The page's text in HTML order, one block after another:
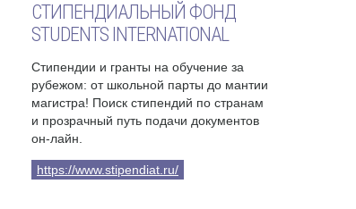
СТИПЕНДИАЛЬНЫЙ ФОНД
STUDENTS INTERNATIONAL
Стипендии и гранты на обучение за
рубежом: от школьной парты до мантии
магистра! Поиск стипендий по странам
и прозрачный путь подачи документов
он-лайн.
https://www.stipendiat.ru/